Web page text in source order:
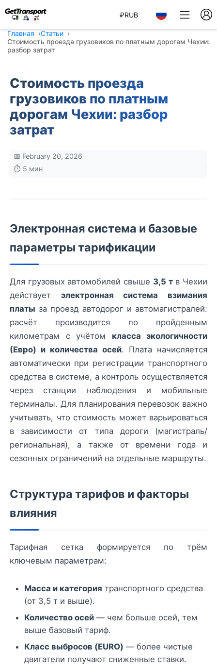
₽RUB
Главная
Статьи
Стоимость проезда грузовиков по платным дорогам Чехии:
разбор затрат
Стоимость проезда
грузовиков по платным
дорогам Чехии: разбор
затрат
📅 February 20, 2026
⏱️ 5 мин
Электронная система и базовые
параметры тарификации
Для грузовых автомобилей свыше 3,5 тв Чехии
действует электронная система взимания
платы за проезд автодорог и автомагистралей:
расчёт производится по пройденным
километрам с учётом класса экологичности
(Евро) и количества осей. Плата начисляется
автоматически при регистрации транспортного
средства в системе, а контроль осуществляется
через станции наблюдения и мобильные
терминалы. Для планирования перевозок важно
учитывать, что стоимость может варьироваться
в зависимости от типа дороги (магистраль/
региональная), а также от времени года и
сезонных ограничений на отдельные маршруты.
Структура тарифов и факторы
влияния
Тарифная сетка формируется по трём
ключевым параметрам:
Масса и категория транспортного средства
(от 3,5 т и выше).
Количество осей — чем больше осей, тем
выше базовый тариф.
Класс выбросов (EURO) — более чистые
двигатели получают сниженные ставки.